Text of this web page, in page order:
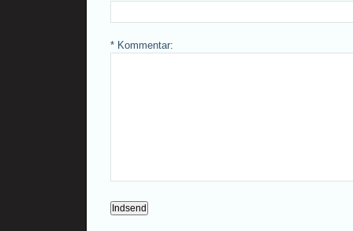
* Kommentar: